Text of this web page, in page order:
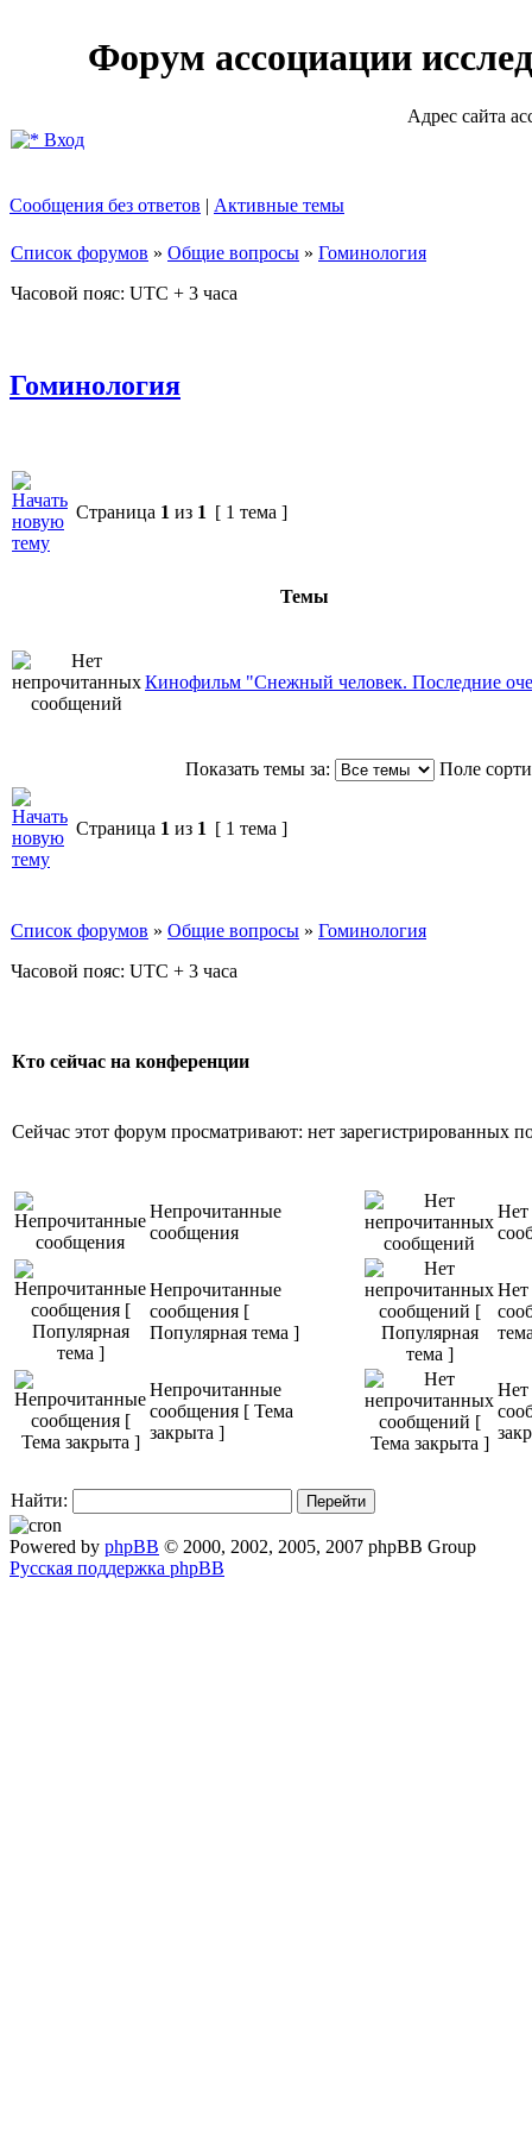
Форум ассоциации
Адрес сайта
Вход
Сообщения без ответов | Активные темы
Список форумов » Общие вопросы » Гоминология
Часовой пояс: UTC + 3 часа
Гоминология
Страница 1 из 1 [ 1 тема ]
Темы
Кинофильм "Снежный человек. Последние
Показать темы за: Поле
Страница 1 из 1 [ 1 тема ]
Список форумов » Общие вопросы » Гоминология
Часовой пояс: UTC + 3 часа
Кто сейчас на конференции
Сейчас этот форум просматривают: нет зарегистрированных
Непрочитанные
сообщения
Нет
Непрочитанные
сообщения [
Популярная тема ]
Нет
Непрочитанные
сообщения [ Тема
закрыта ]
Нет
Найти:
Powered by phpBB © 2000, 2002, 2005, 2007 phpBB Group
Русская поддержка phpBB